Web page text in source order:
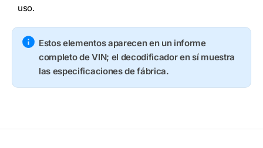
uso.
Estos elementos aparecen en un informe
completo de VIN; el decodificador en sí muestra
las especificaciones de fábrica.